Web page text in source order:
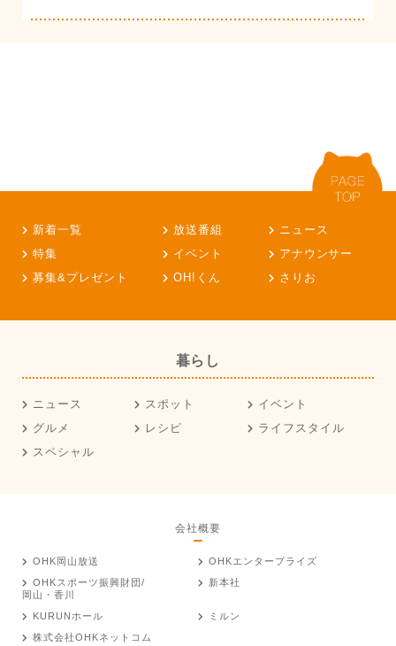
新着一覧 放送番組
ニュース
特集
イベント
アナウンサー
募集&プレゼント
OH!くん さりお
暮らし
ニュース スポット
イベント
グルメ
レシピ
ライフスタイル
スペシャル
会社概要
OHK岡山放送
OHKエンタープライズ
OHKスポーツ振興財団/
岡山・香川
新本社
KURUNホール
ミルン
株式会社OHKネットコム